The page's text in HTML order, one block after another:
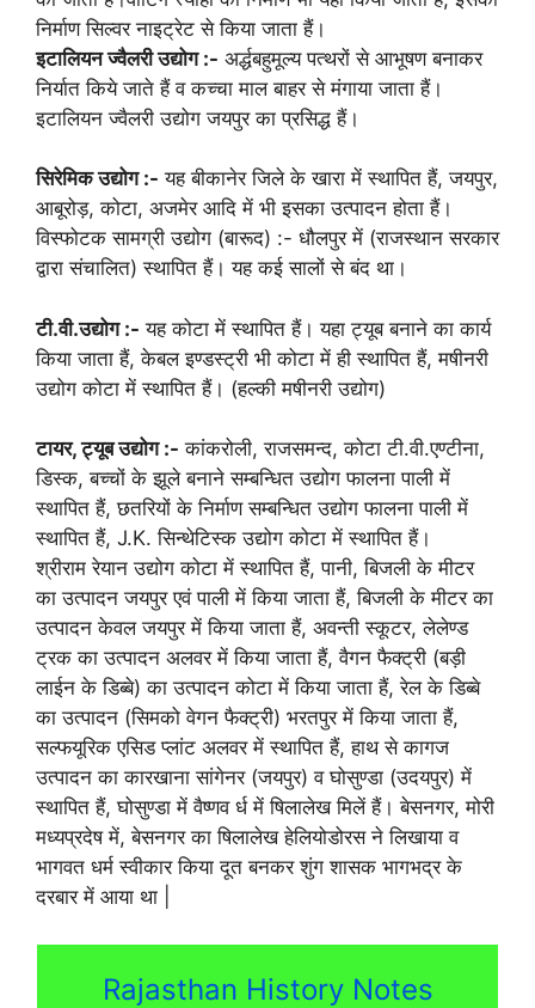
निर्माण सिल्वर नाइट्रेट से किया जाता हैं।
इटालियन ज्वैलरी उद्योग :- अर्द्धबहुमूल्य पत्थरों से आभूषण बनाकर
निर्यात किये जाते हैं व कच्चा माल बाहर से मंगाया जाता हैं।
इटालियन ज्वैलरी उद्योग जयपुर का प्रसिद्ध हैं।
सिरेमिक उद्योग :- यह बीकानेर जिले के खारा में स्थापित हैं, जयपुर,
आबूरोड़, कोटा, अजमेर आदि में भी इसका उत्पादन होता हैं।
विस्फोटक सामग्री उद्योग (बारूद) :- धौलपुर में (राजस्थान सरकार
द्वारा संचालित) स्थापित हैं। यह कई सालों से बंद था।
टी.वी.उद्योग :- यह कोटा में स्थापित हैं। यहा ट्यूब बनाने का कार्य
किया जाता हैं, केबल इण्डस्ट्री भी कोटा में ही स्थापित हैं, मषीनरी
उद्योग कोटा में स्थापित हैं। (हल्की मषीनरी उद्योग)
टायर, ट्यूब उद्योग :- कांकरोली, राजसमन्द, कोटा टी.वी.एण्टीना,
डिस्क, बच्चों के झूले बनाने सम्बन्धित उद्योग फालना पाली में
स्थापित हैं, छतरियों के निर्माण सम्बन्धित उद्योग फालना पाली में
स्थापित हैं, J.K. सिन्थेटिस्क उद्योग कोटा में स्थापित हैं।
श्रीराम रेयान उद्योग कोटा में स्थापित हैं, पानी, बिजली के मीटर
का उत्पादन जयपुर एवं पाली में किया जाता हैं, बिजली के मीटर का
उत्पादन केवल जयपुर में किया जाता हैं, अवन्ती स्कूटर, लेलेण्ड
ट्रक का उत्पादन अलवर में किया जाता हैं, वैगन फैक्ट्री (बड़ी
लाईन के डिब्बे) का उत्पादन कोटा में किया जाता हैं, रेल के डिब्बे
का उत्पादन (सिमको वेगन फैक्ट्री) भरतपुर में किया जाता हैं,
सल्फयूरिक एसिड प्लांट अलवर में स्थापित हैं, हाथ से कागज
उत्पादन का कारखाना सांगेनर (जयपुर) व घोसुण्डा (उदयपुर) में
स्थापित हैं, घोसुण्डा में वैष्णव र्ध में षिलालेख मिलें हैं। बेसनगर, मोरी
मध्यप्रदेष में, बेसनगर का षिलालेख हेलियोडोरस ने लिखाया व
भागवत धर्म स्वीकार किया दूत बनकर शुंग शासक भागभद्र के
दरबार में आया था |
Rajasthan History Notes